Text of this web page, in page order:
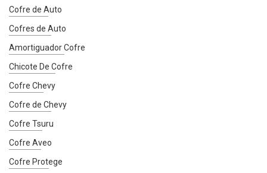
Cofre de Auto
Cofres de Auto
Amortiguador Cofre
Chicote De Cofre
Cofre Chevy
Cofre de Chevy
Cofre Tsuru
Cofre Aveo
Cofre Protege